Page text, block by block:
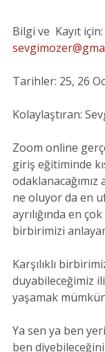
Bilgi ve  Kayıt için:
Tarihler: 25, 26
Kolaylaştıran:
Zoom online
giriş eğitiminde
odaklanacağımız
ne oluyor da en
ayrılığında en
birbirimizi
Karşılıklı
duyabileceğimiz
yaşamak
Ya sen ya ben
ben